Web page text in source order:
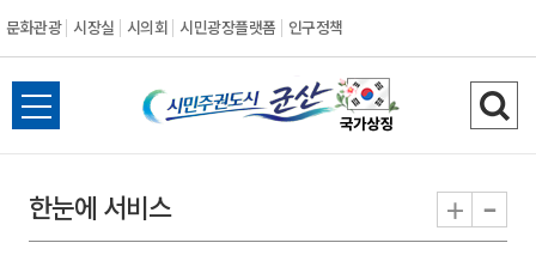
문화관광 시장실 시의회 시민광장플랫폼 인구정책
시
민
전
체
뉴
열
검
색
기
한눈에 서비스 + -